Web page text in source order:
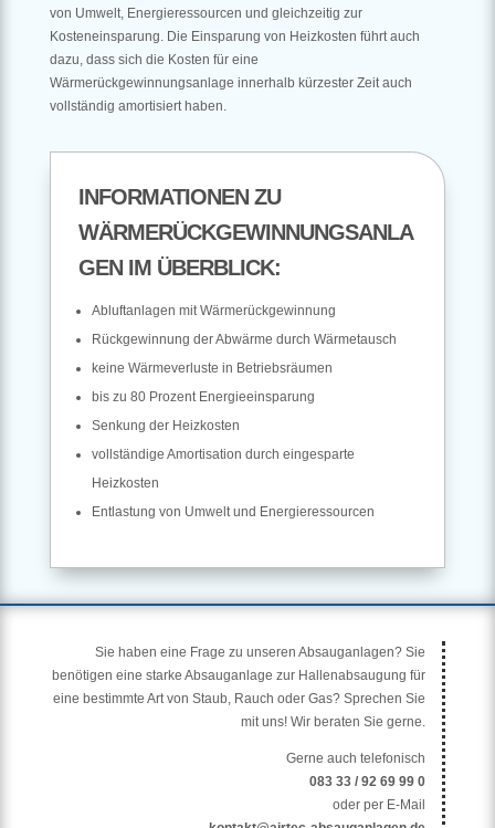
von Umwelt, Energieressourcen und gleichzeitig zur
Kosteneinsparung. Die Einsparung von Heizkosten führt auch
dazu, dass sich die Kosten für eine
Wärmerückgewinnungsanlage innerhalb kürzester Zeit auch
vollständig amortisiert haben.
INFORMATIONEN ZU
WÄRMERÜCKGEWINNUNGSANLA
GEN IM ÜBERBLICK:
Abluftanlagen mit Wärmerückgewinnung
Rückgewinnung der Abwärme durch Wärmetausch
keine Wärmeverluste in Betriebsräumen
bis zu 80 Prozent Energieeinsparung
Senkung der Heizkosten
vollständige Amortisation durch eingesparte
Heizkosten
Entlastung von Umwelt und Energieressourcen
Sie haben eine Frage zu unseren Absauganlagen? Sie
benötigen eine starke Absauganlage zur Hallenabsaugung für
eine bestimmte Art von Staub, Rauch oder Gas? Sprechen Sie
mit uns! Wir beraten Sie gerne.
Gerne auch telefonisch
083 33 / 92 69 99 0
oder per E-Mail